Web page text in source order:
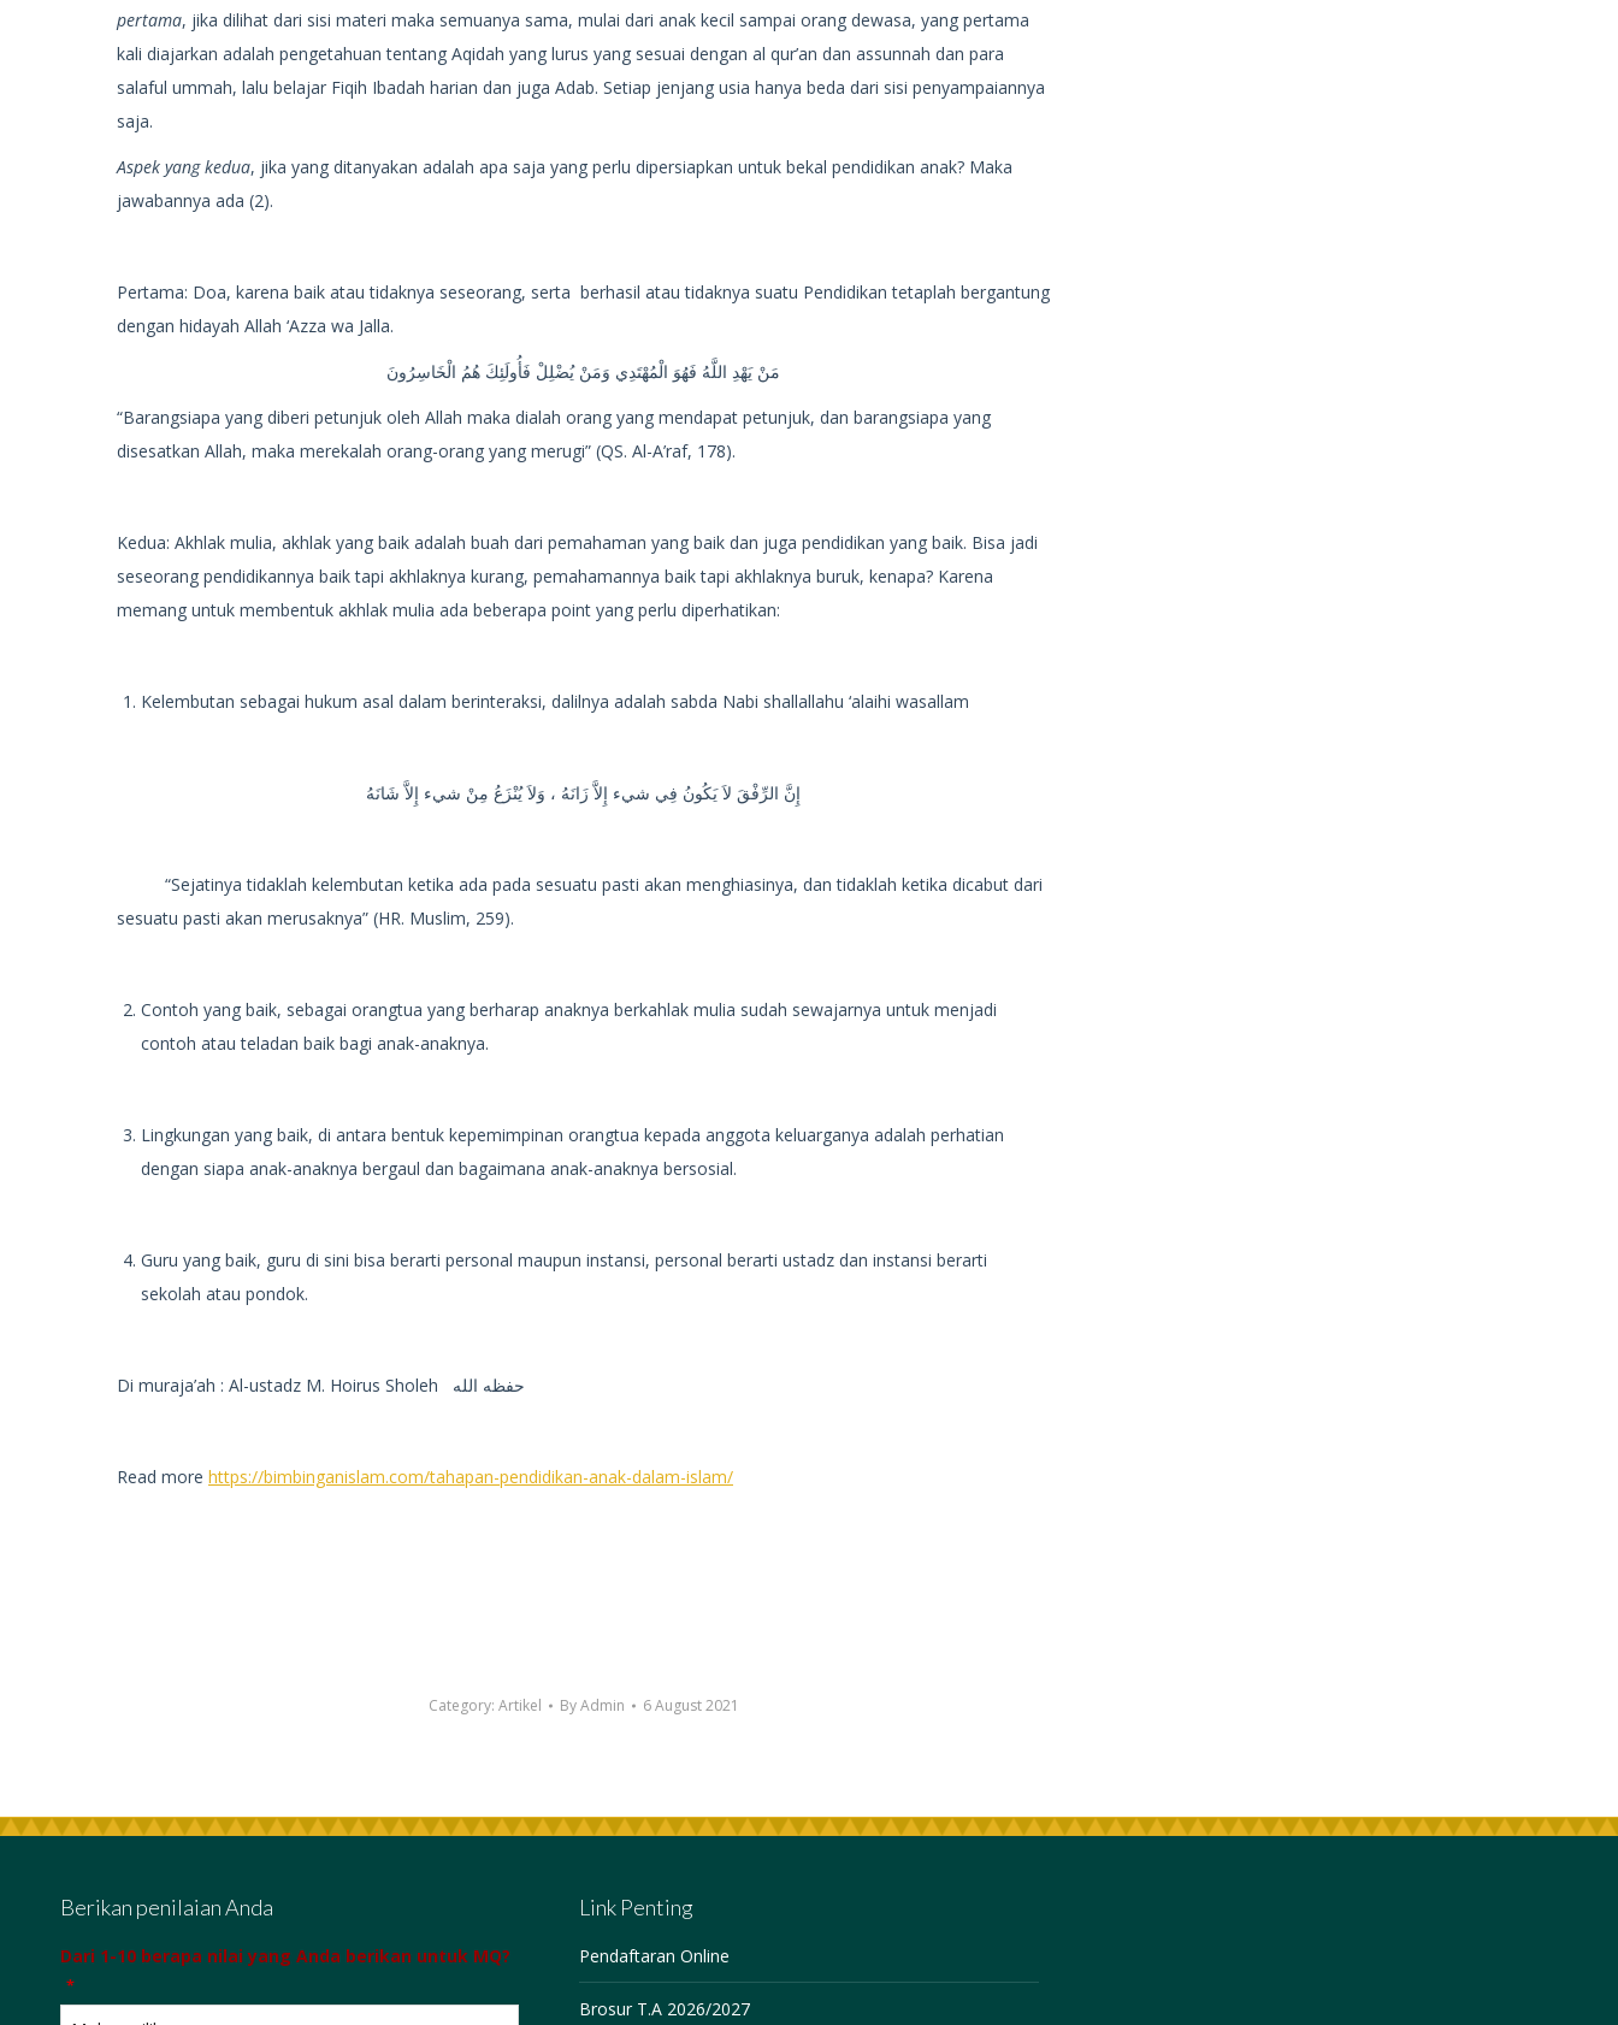
pertama, jika dilihat dari sisi materi maka semuanya sama, mulai dari anak kecil sampai orang dewasa, yang pertama
kali diajarkan adalah pengetahuan tentang Aqidah yang lurus yang sesuai dengan al qur’an dan assunnah dan para
salaful ummah, lalu belajar Fiqih Ibadah harian dan juga Adab. Setiap jenjang usia hanya beda dari sisi penyampaiannya
saja.
Aspek yang kedua, jika yang ditanyakan adalah apa saja yang perlu dipersiapkan untuk bekal pendidikan anak? Maka
jawabannya ada (2).
Pertama: Doa, karena baik atau tidaknya seseorang, serta berhasil atau tidaknya suatu Pendidikan tetaplah bergantung
dengan hidayah Allah ‘Azza wa Jalla.
مَنْ يَهْدِ اللَّهُ فَهُوَ الْمُهْتَدِي وَمَنْ يُضْلِلْ فَأُولَئِكَ هُمُ الْخَاسِرُونَ
“Barangsiapa yang diberi petunjuk oleh Allah maka dialah orang yang mendapat petunjuk, dan barangsiapa yang
disesatkan Allah, maka merekalah orang-orang yang merugi” (QS. Al-A’raf, 178).
Kedua: Akhlak mulia, akhlak yang baik adalah buah dari pemahaman yang baik dan juga pendidikan yang baik. Bisa jadi
seseorang pendidikannya baik tapi akhlaknya kurang, pemahamannya baik tapi akhlaknya buruk, kenapa? Karena
memang untuk membentuk akhlak mulia ada beberapa point yang perlu diperhatikan:
Kelembutan sebagai hukum asal dalam berinteraksi, dalilnya adalah sabda Nabi shallallahu ‘alaihi wasallam
إِنَّ الرِّفْقَ لاَ يَكُونُ فِي شيء إِلاَّ زَانَهُ ، وَلاَ يُنْزَعُ مِنْ شيء إِلاَّ شَانَهُ
“Sejatinya tidaklah kelembutan ketika ada pada sesuatu pasti akan menghiasinya, dan tidaklah ketika dicabut dari
sesuatu pasti akan merusaknya” (HR. Muslim, 259).
Contoh yang baik, sebagai orangtua yang berharap anaknya berkahlak mulia sudah sewajarnya untuk menjadi
contoh atau teladan baik bagi anak-anaknya.
Lingkungan yang baik, di antara bentuk kepemimpinan orangtua kepada anggota keluarganya adalah perhatian
dengan siapa anak-anaknya bergaul dan bagaimana anak-anaknya bersosial.
Guru yang baik, guru di sini bisa berarti personal maupun instansi, personal berarti ustadz dan instansi berarti
sekolah atau pondok.
Di muraja’ah : Al-ustadz M. Hoirus Sholeh حفظه الله
Read more https://bimbinganislam.com/tahapan-pendidikan-anak-dalam-islam/
Category: Artikel ByAdmin 6 August 2021
Berikan penilaian Anda
Dari 1-10 berapa nilai yang Anda berikan untuk MQ?
*
Link Penting
Pendaftaran Online
Brosur T.A 2026/2027